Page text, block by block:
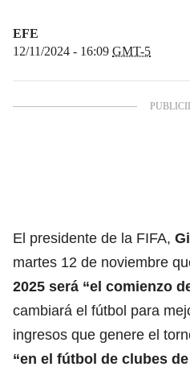
EFE
12/11/2024 - 16:09 GMT-5
El presidente de la FIFA,
martes 12 de noviembre
2025 será “el comienzo
cambiará el fútbol para
ingresos que genere el
“en el fútbol de clubes